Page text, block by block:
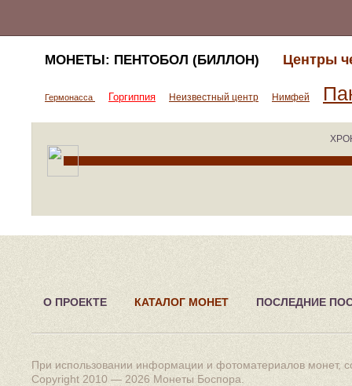
МОНЕТЫ: ПЕНТОБОЛ (БИЛЛОН) Центры
Гермонасса Горгиппия Неизвестный центр Нимфей
О ПРОЕКТЕ КАТАЛОГ МОНЕТ ПОСЛЕДНИЕ
При использовании информации и фотоматериалов монет,
Copyright 2010 — 2026 Монеты Боспора